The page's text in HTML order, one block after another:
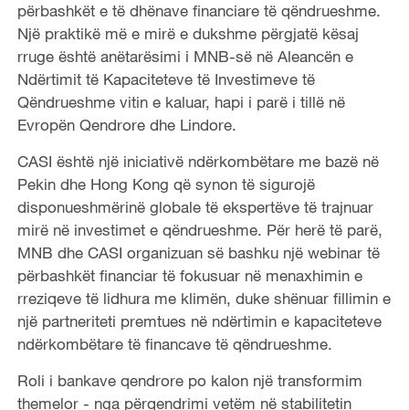
përbashkët e të dhënave financiare të qëndrueshme.
Një praktikë më e mirë e dukshme përgjatë kësaj
rruge është anëtarësimi i MNB-së në Aleancën e
Ndërtimit të Kapaciteteve të Investimeve të
Qëndrueshme vitin e kaluar, hapi i parë i tillë në
Evropën Qendrore dhe Lindore.
CASI është një iniciativë ndërkombëtare me bazë në
Pekin dhe Hong Kong që synon të sigurojë
disponueshmërinë globale të ekspertëve të trajnuar
mirë në investimet e qëndrueshme. Për herë të parë,
MNB dhe CASI organizuan së bashku një webinar të
përbashkët financiar të fokusuar në menaxhimin e
rreziqeve të lidhura me klimën, duke shënuar fillimin e
një partneriteti premtues në ndërtimin e kapaciteteve
ndërkombëtare të financave të qëndrueshme.
Roli i bankave qendrore po kalon një transformim
themelor - nga përqendrimi vetëm në stabilitetin